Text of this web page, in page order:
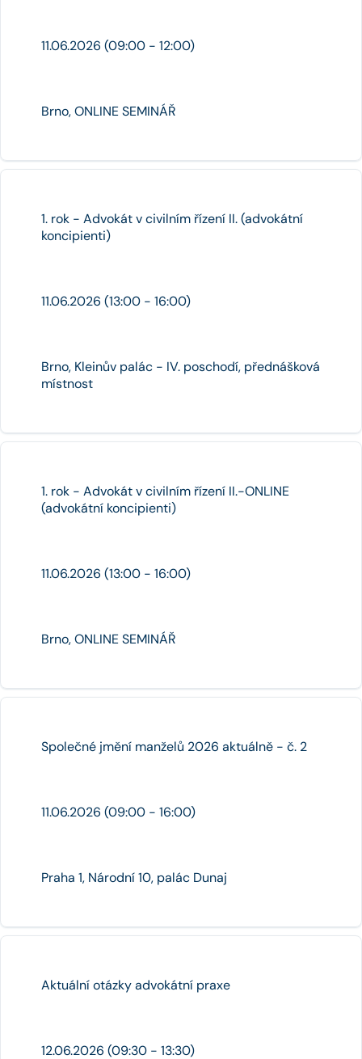
11.06.2026 (09:00 - 12:00)
Brno, ONLINE SEMINÁŘ
1. rok - Advokát v civilním řízení II. (advokátní
koncipienti)
11.06.2026 (13:00 - 16:00)
Brno, Kleinův palác - IV. poschodí, přednášková
místnost
1. rok - Advokát v civilním řízení II.-ONLINE
(advokátní koncipienti)
11.06.2026 (13:00 - 16:00)
Brno, ONLINE SEMINÁŘ
Společné jmění manželů 2026 aktuálně - č. 2
11.06.2026 (09:00 - 16:00)
Praha 1, Národní 10, palác Dunaj
Aktuální otázky advokátní praxe
12.06.2026 (09:30 - 13:30)